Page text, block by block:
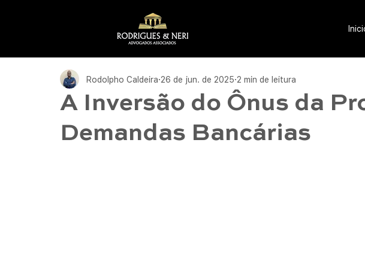
A Inversão do Ônus da
Demandas Bancárias
Rodolpho Caldeira 26 de jun. de 2025 2 min de leitura